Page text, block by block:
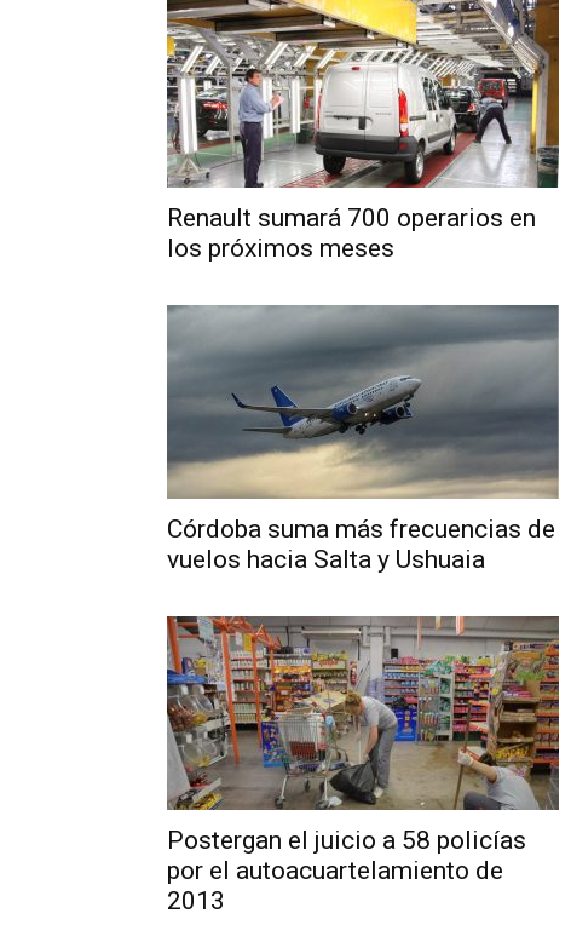
Renault sumará 700 operarios en
los próximos meses
Córdoba suma más frecuencias de
vuelos hacia Salta y Ushuaia
Postergan el juicio a 58 policías
por el autoacuartelamiento de
2013